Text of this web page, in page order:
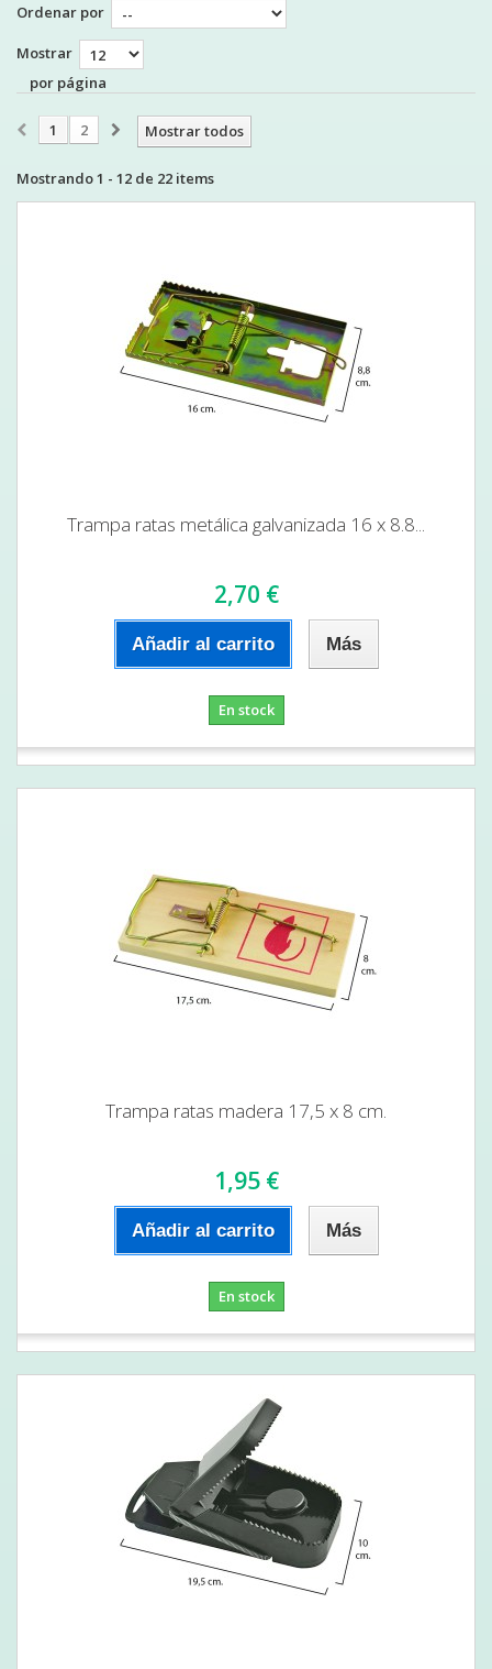
Ordenar por
Mostrar
por página
Mostrar todos
1 2
Mostrando 1 - 12 de 22 items
Trampa ratas metálica galvanizada 16 x 8.8...
2,70 €
Añadir al carrito Más
En stock
Trampa ratas madera 17,5 x 8 cm.
1,95 €
Añadir al carrito Más
En stock